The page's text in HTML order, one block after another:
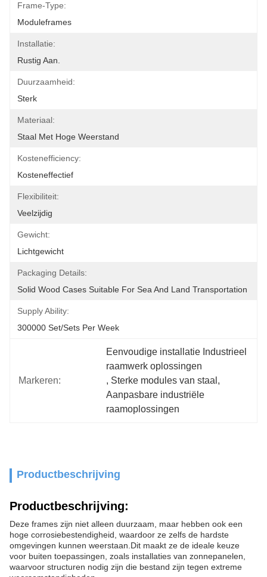
Frame-Type:
Moduleframes
Installatie:
Rustig Aan.
Duurzaamheid:
Sterk
Materiaal:
Staal Met Hoge Weerstand
Kostenefficiency:
Kosteneffectief
Flexibiliteit:
Veelzijdig
Gewicht:
Lichtgewicht
Packaging Details:
Solid Wood Cases Suitable For Sea And Land Transportation
Supply Ability:
300000 Set/Sets Per Week
Markeren:
Eenvoudige installatie Industrieel
raamwerk oplossingen
, Sterke modules van staal ,
Aanpasbare industriële
raamoplossingen
Productbeschrijving
Productbeschrijving:
Deze frames zijn niet alleen duurzaam, maar hebben ook een
hoge corrosiebestendigheid, waardoor ze zelfs de hardste
omgevingen kunnen weerstaan.Dit maakt ze de ideale keuze
voor buiten toepassingen, zoals installaties van zonnepanelen,
waarvoor structuren nodig zijn die bestand zijn tegen extreme